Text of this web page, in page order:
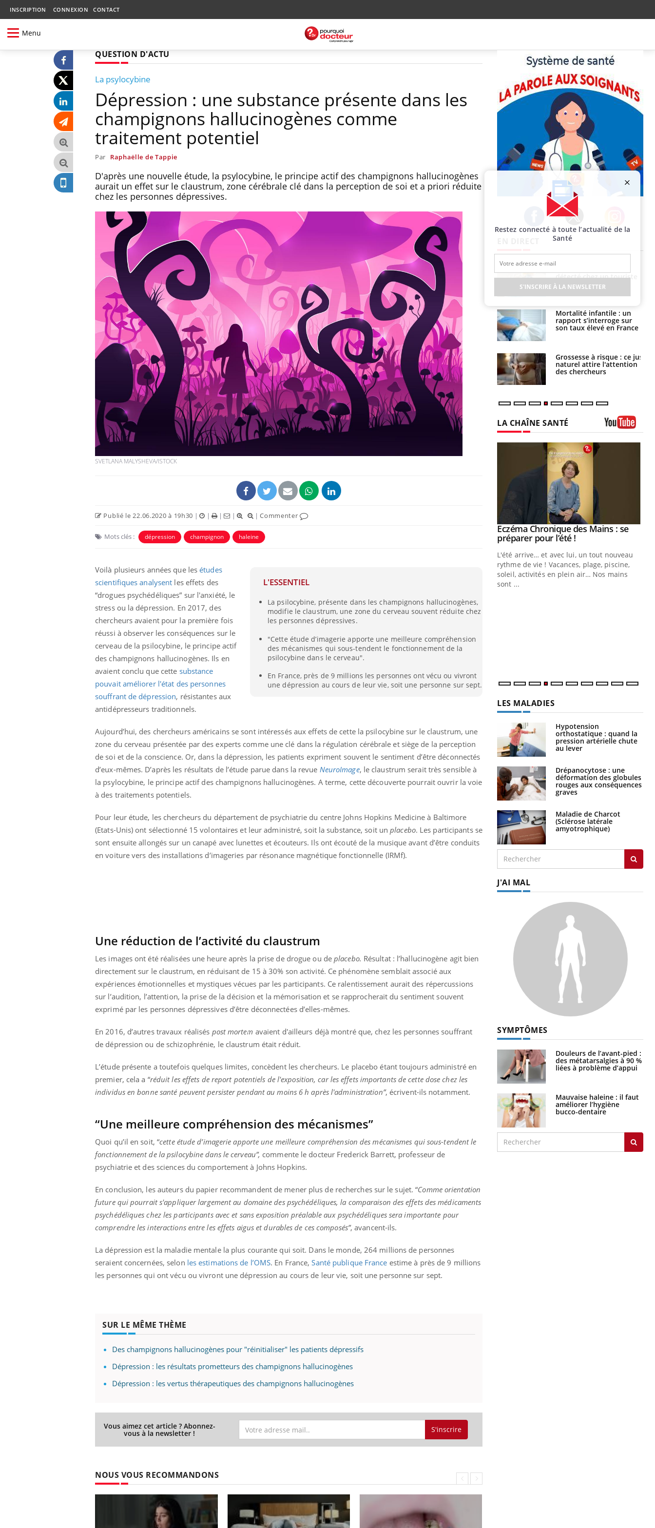
INSCRIPTION CONNEXION CONTACT
Menu
QUESTION D'ACTU
La psylocybine
Dépression : une substance présente dans les
champignons hallucinogènes comme
traitement potentiel
Par Raphaëlle de Tappie
D'après une nouvelle étude, la psylocybine, le principe actif des champignons hallucinogènes
aurait un effet sur le claustrum, zone cérébrale clé dans la perception de soi et a priori réduite
chez les personnes dépressives.
SVETLANA MALYSHEVA/ISTOCK
Publié le 22.06.2020 à 19h30 | | | | |Commenter
Mots clés : dépression champignon haleine
L'ESSENTIEL
La psilocybine, présente dans les champignons hallucinogènes,
modifie le claustrum, une zone du cerveau souvent réduite chez
les personnes dépressives.
"Cette étude d’imagerie apporte une meilleure compréhension
des mécanismes qui sous-tendent le fonctionnement de la
psilocybine dans le cerveau".
En France, près de 9 millions les personnes ont vécu ou vivront
une dépression au cours de leur vie, soit une personne sur sept.
Voilà plusieurs années que les études
scientifiques analysent les effets des
“drogues psychédéliques” sur l'anxiété, le
stress ou la dépression. En 2017, des
chercheurs avaient pour la première fois
réussi à observer les conséquences sur le
cerveau de la psilocybine, le principe actif
des champignons hallucinogènes. Ils en
avaient conclu que cette substance
pouvait améliorer l'état des personnes
souffrant de dépression, résistantes aux
antidépresseurs traditionnels.
Aujourd’hui, des chercheurs américains se sont intéressés aux effets de cette la psilocybine sur le claustrum, une
zone du cerveau présentée par des experts comme une clé dans la régulation cérébrale et siège de la perception
de soi et de la conscience. Or, dans la dépression, les patients expriment souvent le sentiment d’être déconnectés
d’eux-mêmes. D’après les résultats de l’étude parue dans la revue NeuroImage, le claustrum serait très sensible à
la psylocybine, le principe actif des champignons hallucinogènes. A terme, cette découverte pourrait ouvrir la voie
à des traitements potentiels.
Pour leur étude, les chercheurs du département de psychiatrie du centre Johns Hopkins Medicine à Baltimore
(Etats-Unis) ont sélectionné 15 volontaires et leur administré, soit la substance, soit unplacebo. Les participants se
sont ensuite allongés sur un canapé avec lunettes et écouteurs. Ils ont écouté de la musique avant d’être conduits
en voiture vers des installations d’imageries par résonance magnétique fonctionnelle (IRMf).
Une réduction de l’activité du claustrum
Les images ont été réalisées une heure après la prise de drogue ou de placebo. Résultat : l’hallucinogène agit bien
directement sur le claustrum, en réduisant de 15 à 30% son activité. Ce phénomène semblait associé aux
expériences émotionnelles et mystiques vécues par les participants. Ce ralentissement aurait des répercussions
sur l’audition, l’attention, la prise de la décision et la mémorisation et se rapprocherait du sentiment souvent
exprimé par les personnes dépressives d’être déconnectées d’elles-mêmes.
En 2016, d’autres travaux réalisés post mortem avaient d'ailleurs déjà montré que, chez les personnes souffrant
de dépression ou de schizophrénie, le claustrum était réduit.
L’étude présente a toutefois quelques limites, concèdent les chercheurs. Le placebo étant toujours administré en
premier, cela a “réduit les effets de report potentiels de l'exposition, car les effets importants de cette dose chez les
individus en bonne santé peuvent persister pendant au moins 6 h après l'administration”, écrivent-ils notamment.
“Une meilleure compréhension des mécanismes”
Quoi qu’il en soit, “cette étude d’imagerie apporte une meilleure compréhension des mécanismes qui sous-tendent le
fonctionnement de la psilocybine dans le cerveau”, commente le docteur Frederick Barrett, professeur de
psychiatrie et des sciences du comportement à Johns Hopkins.
En conclusion, les auteurs du papier recommandent de mener plus de recherches sur le sujet. “Comme orientation
future qui pourrait s'appliquer largement au domaine des psychédéliques, la comparaison des effets des médicaments
psychédéliques chez les participants avec et sans exposition préalable aux psychédéliques sera importante pour
comprendre les interactions entre les effets aigus et durables de ces composés”, avancent-ils.
La dépression est la maladie mentale la plus courante qui soit. Dans le monde, 264 millions de personnes
seraient concernées, selon les estimations de l’OMS. En France, Santé publique France estime à près de 9 millions
les personnes qui ont vécu ou vivront une dépression au cours de leur vie, soit une personne sur sept.
SUR LE MÊME THÈME
Des champignons hallucinogènes pour "réinitialiser" les patients dépressifs
Dépression : les résultats prometteurs des champignons hallucinogènes
Dépression : les vertus thérapeutiques des champignons hallucinogènes
Vous aimez cet article ? Abonnez-
vous à la newsletter ! S'inscrire
NOUS VOUS RECOMMANDONS
Facebook Twitter Instagram
Les crises d’angoisse
peuvent-elles survenir
sans raison apparente ?
Fatigue en vacances :
normal ou signe d’une
maladie ?
Et si les caries pouvaient
bientôt disparaître sans
plombage ?
Éclipse solaire du 12 août
: “Des verres adaptés,
c'est indispensable pour
la santé des yeux”
Les troubles du sommeil
modifient votre cerveau !
Mon enfant est-il trop
sensible ou simplement
très empathique ?
Bébés, jeunes enfants :
quelle trousse à
pharmacie pour les
vacances ?
Syndrome métabolique :
quels sont les meilleurs
exercices physiques ?
Comment éviter une otite
pendant les vacances ?
détecté chez un touriste
en France
Mortalité infantile : un
rapport s’interroge sur
son taux élevé en France
Grossesse à risque : ce jus
naturel attire l'attention
des chercheurs
LA CHAÎNE SANTÉ
Eczéma Chronique des Mains :
expliquer ma maladie Youtube
d'autres non ! D'un côté, poser des
questions sur la maladie d'un proche c'est
Youtube
Carence en fer : comprendre pour
prévenir Youtube
même alopécie… Les symptômes de la
carence en fer sont multiples ce qui la rend
...
Youtube
Eczéma Chronique des Mains : se
préparer pour l’été !Youtube
L'été arrive… et avec lui, un tout nouveau
rythme de vie ! Vacances, plage, piscine,
soleil, activités en plein air… Nos mains
sont ...
LES MALADIES
Hypotension
orthostatique : quand la
pression artérielle chute
au lever
Drépanocytose : une
déformation des globules
rouges aux conséquences
graves
Maladie de Charcot
(Sclérose latérale
amyotrophique)
J'AI MAL
SYMPTÔMES
Douleurs de l’avant-pied :
des métatarsalgies à 90 %
liées à problème d’appui
Mauvaise haleine : il faut
améliorer l’hygiène
bucco-dentaire
Restez connecté à toute l’actualité de la
Santé
S'INSCRIRE À LA NEWSLETTER